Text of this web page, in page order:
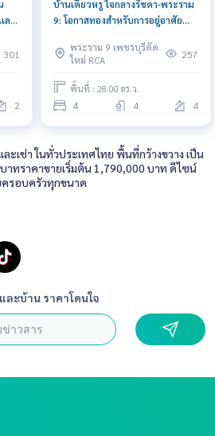
ละ
301
2
บ้านเดี่ยวหรู ใจกลางรัชดา-พระราม
9: โอกาสทองสำหรับการอยู่อาศัย
พระราม 9 เพชรบุรีตัด
ใหม่ RCA
257
พื้นที่ : 28.00 ตร.ว.
4 4 4
เช่า ในทั่วประเทศไทย พื้นที่กว้างขวาง เป็น
าทราคาขายเริ่มต้น 1,790,000 บาท ดีไซน์
รอบครัวทุกขนาด
ละบ้าน ราคาโดนใจ